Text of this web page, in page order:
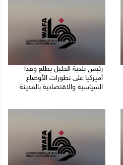
رئيس بلدية الخليل يطلع وفدا
أميركيا على تطورات الأوضاع
السياسية والاقتصادية بالمدينة